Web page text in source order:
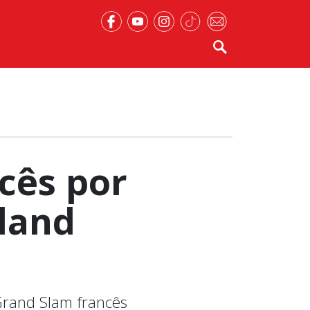
por
Slam francês